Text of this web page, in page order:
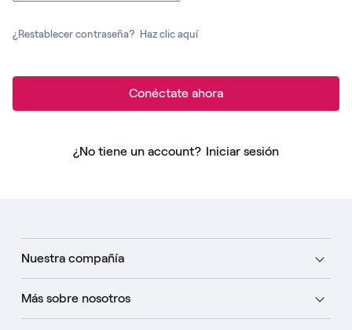
¿Restablecer contraseña? Haz clic aquí
Conéctate ahora
¿No tiene un account? Iniciar sesión
Nuestra compañía
Más sobre nosotros